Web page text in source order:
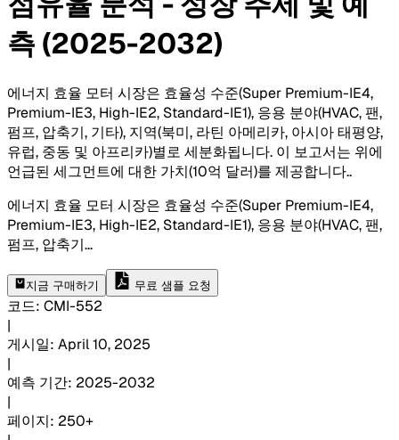
측 (2025-2032)
에너지 효율 모터 시장은 효율성 수준(Super Premium-IE4,
Premium-IE3, High-IE2, Standard-IE1), 응용 분야(HVAC, 팬,
펌프, 압축기, 기타), 지역(북미, 라틴 아메리카, 아시아 태평양,
유럽, 중동 및 아프리카)별로 세분화됩니다. 이 보고서는 위에
언급된 세그먼트에 대한 가치(10억 달러)를 제공합니다..
에너지 효율 모터 시장은 효율성 수준(Super Premium-IE4,
Premium-IE3, High-IE2, Standard-IE1), 응용 분야(HVAC, 팬,
펌프, 압축기...
지금 구매하기 무료 샘플 요청
코드: CMI-552
|
게시일: April 10, 2025
|
예측 기간: 2025-2032
|
페이지: 250+